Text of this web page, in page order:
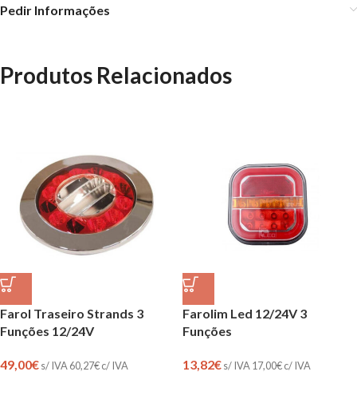
Pedir Informações
Produtos Relacionados
Farol Traseiro Strands 3
Funções 12/24V
49,00€s/ IVA 60,27€c/ IVA
Farolim Led 12/24V 3
Funções
13,82€s/ IVA 17,00€c/ IVA